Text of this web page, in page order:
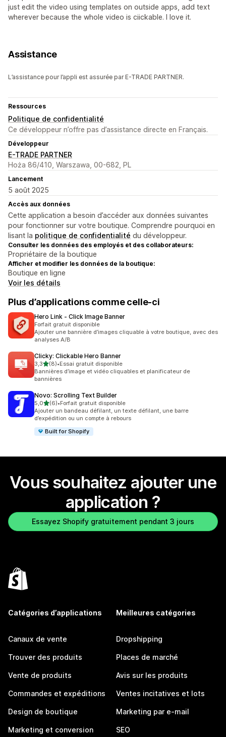
just edit the video using templates on outside apps, add text
wherever because the whole video is ciickable. I love it.
Assistance
L’assistance pour l’appli est assurée par E-TRADE PARTNER.
Ressources
Politique de confidentialité
Ce développeur n’offre pas d’assistance directe en Français.
Développeur
E-TRADE PARTNER
Hoża 86/410, Warszawa, 00-682, PL
Lancement
5 août 2025
Accès aux données
Cette application a besoin d’accéder aux données suivantes
pour fonctionner sur votre boutique. Comprendre pourquoi en
lisant la politique de confidentialité du développeur.
Consulter les données des employés et des collaborateurs:
Propriétaire de la boutique
Afficher et modifier les données de la boutique:
Boutique en ligne
Voir les détails
Plus d’applications comme celle-ci
Hero Link ‑ Click Image Banner
Forfait gratuit disponible
Ajouter une bannière d’images cliquable à votre boutique, avec des
analyses A/B
Clicky: Clickable Hero Banner
3,3étoile(s) sur 5
(8)
8 avis au total
•Essai gratuit disponible
Bannières d’image et vidéo cliquables et planificateur de
bannières
Novo: Scrolling Text Builder
5,0étoile(s) sur 5
(6)
6 avis au total
•Forfait gratuit disponible
Ajouter un bandeau défilant, un texte défilant, une barre
d’expédition ou un compte à rebours
Built for Shopify
Vous souhaitez ajouter une
application ?
Essayez Shopify gratuitement pendant 3 jours
Catégories d’applications
Canaux de vente
Trouver des produits
Vente de produits
Commandes et expéditions
Design de boutique
Marketing et conversion
Meilleures catégories
Dropshipping
Places de marché
Avis sur les produits
Ventes incitatives et lots
Marketing par e-mail
SEO